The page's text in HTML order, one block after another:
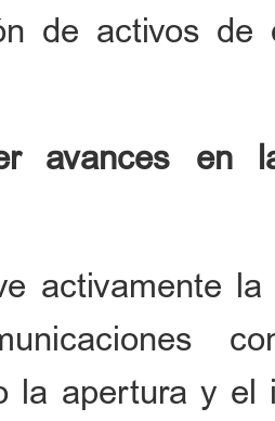
de activos
avances en
activamente
la apertura y